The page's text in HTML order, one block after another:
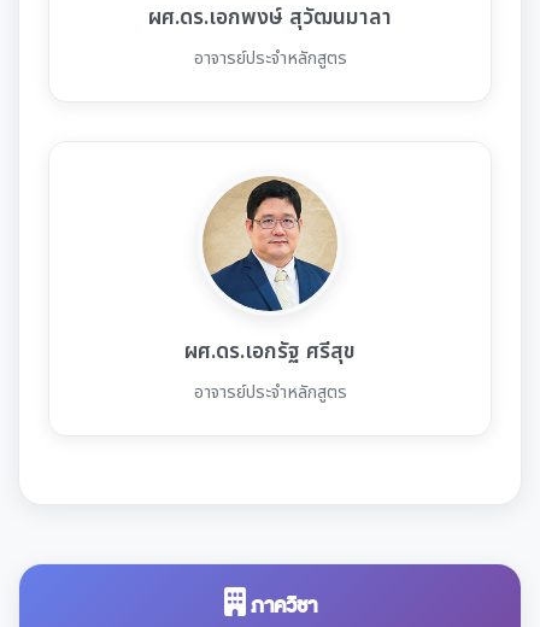
ผศ.ดร.เอกพงษ์ สุวัฒนมาลา
อาจารย์ประจำหลักสูตร
ผศ.ดร.เอกรัฐ ศรีสุข
อาจารย์ประจำหลักสูตร
ภาควิชา